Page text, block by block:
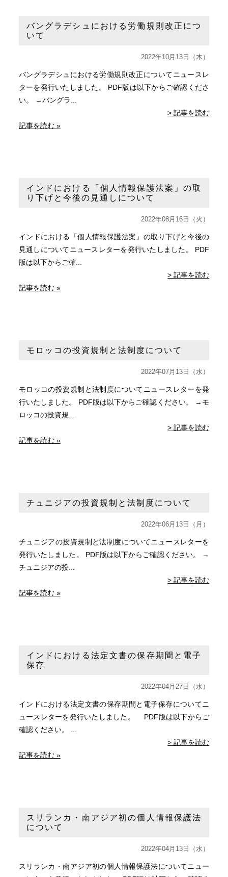
バングラデシュにおける労働規則改正につ
いて
2022年10月13日（木）
バングラデシュにおける労働規則改正についてニュースレ
ターを発行いたしました。 PDF版は以下からご確認くださ
い。 →バングラ...
> 記事を読む
記事を読む »
インドにおける「個人情報保護法案」の取
り下げと今後の見通しについて
2022年08月16日（火）
インドにおける「個人情報保護法案」の取り下げと今後の
見通しについてニュースレターを発行いたしました。 PDF
版は以下からご確...
> 記事を読む
記事を読む »
モロッコの投資規制と法制度について
2022年07月13日（水）
モロッコの投資規制と法制度についてニュースレターを発
行いたしました。 PDF版は以下からご確認ください。 →モ
ロッコの投資規...
> 記事を読む
記事を読む »
チュニジアの投資規制と法制度について
2022年06月13日（月）
チュニジアの投資規制と法制度についてニュースレターを
発行いたしました。 PDF版は以下からご確認ください。 →
チュニジアの投...
> 記事を読む
記事を読む »
インドにおける法定文書の保存期間と電子
保存
2022年04月27日（水）
インドにおける法定文書の保存期間と電子保存についてニ
ュースレターを発行いたしました。 PDF版は以下からご
確認ください。 ...
> 記事を読む
記事を読む »
スリランカ・南アジア初の個人情報保護法
について
2022年04月13日（水）
スリランカ・南アジア初の個人情報保護法についてニュー